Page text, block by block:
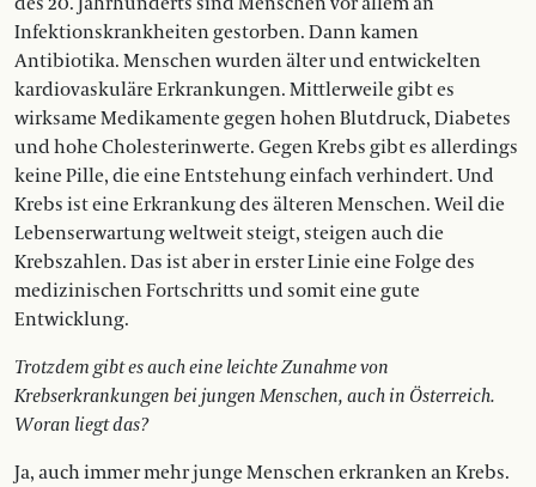
Infektionskrankheiten gestorben. Dann kamen
Antibiotika. Menschen wurden älter und entwickelten
kardiovaskuläre Erkrankungen. Mittlerweile gibt es
wirksame Medikamente gegen hohen Blutdruck, Diabetes
und hohe Cholesterinwerte. Gegen Krebs gibt es allerdings
keine Pille, die eine Entstehung einfach verhindert. Und
Krebs ist eine Erkrankung des älteren Menschen. Weil die
Lebenserwartung weltweit steigt, steigen auch die
Krebszahlen. Das ist aber in erster Linie eine Folge des
medizinischen Fortschritts und somit eine gute
Entwicklung.
Trotzdem gibt es auch eine leichte Zunahme von
Krebserkrankungen bei jungen Menschen, auch in Österreich.
Woran liegt das?
Ja, auch immer mehr junge Menschen erkranken an Krebs.